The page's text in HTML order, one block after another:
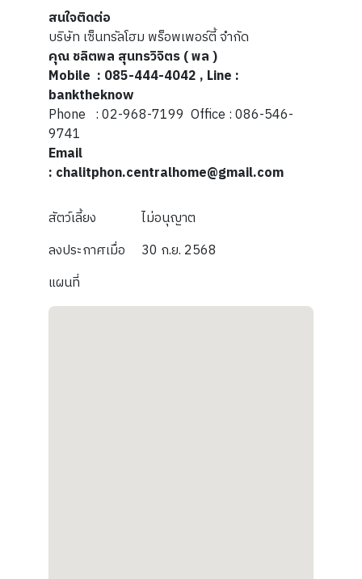
สนใจติดต่อ
บริษัท เซ็นทรัลโฮม พร็อพเพอร์ตี้ จำกัด
คุณ ชลิตพล สุนทรวิจิตร ( พล )
Mobile : 085-444-4042 , Line :
banktheknow
Phone : 02-968-7199 Office : 086-546-
9741
Email
: chalitphon.centralhome@gmail.com
สัตว์เลี้ยง
ไม่อนุญาต
ลงประกาศเมื่อ
30 ก.ย. 2568
แผนที่